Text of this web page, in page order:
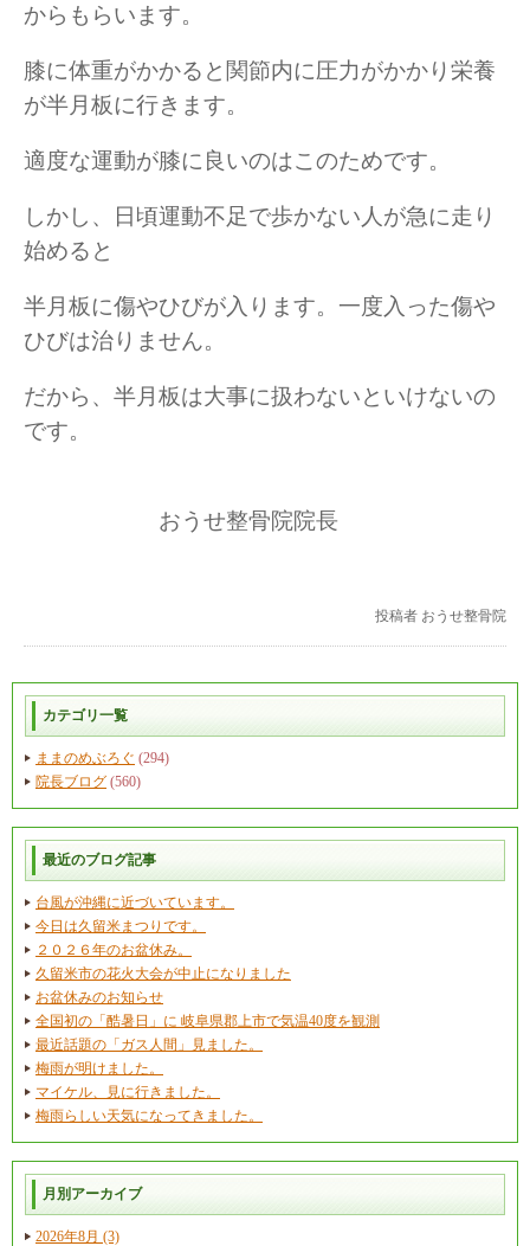
からもらいます。
膝に体重がかかると関節内に圧力がかかり栄養
が半月板に行きます。
適度な運動が膝に良いのはこのためです。
しかし、日頃運動不足で歩かない人が急に走り
始めると
半月板に傷やひびが入ります。一度入った傷や
ひびは治りません。
だから、半月板は大事に扱わないといけないの
です。
おうせ整骨院院長
投稿者 おうせ整骨院
カテゴリ一覧
ままのめぶろぐ (294)
院長ブログ (560)
最近のブログ記事
台風が沖縄に近づいています。
今日は久留米まつりです。
２０２６年のお盆休み。
久留米市の花火大会が中止になりました
お盆休みのお知らせ
全国初の「酷暑日」に 岐阜県郡上市で気温40度を観測
最近話題の「ガス人間」見ました。
梅雨が明けました。
マイケル、見に行きました。
梅雨らしい天気になってきました。
月別アーカイブ
2026年8月 (3)